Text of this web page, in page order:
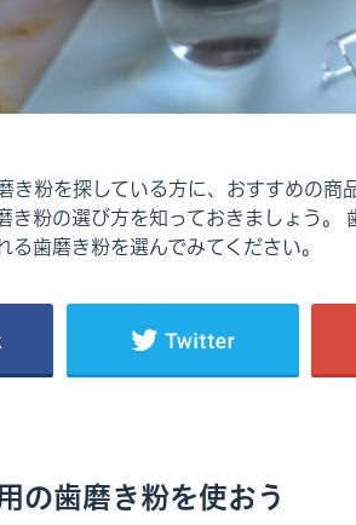
き粉を探している方に、おすすめの商
き粉の選び方を知っておきましょう
る歯磨き粉を選んでみてください。
の歯磨き粉を使おう